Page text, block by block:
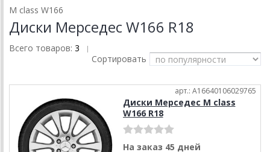
M class W166
Диски Мерседес W166 R18
Всего товаров: 3 |
Сортировать
арт.: A16640106029765
Диски Мерседес M class
W166 R18
На заказ 45 дней